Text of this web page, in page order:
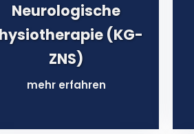
Neurologische
(KG-
ZNS)
mehr erfahren